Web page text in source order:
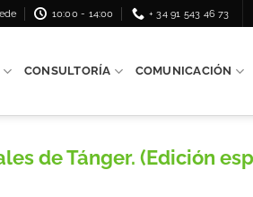
10:00 - 14:00 + 34 91 543 46 73
CONSULTORÍA COMUNICACIÓN
de Tánger. (Edición